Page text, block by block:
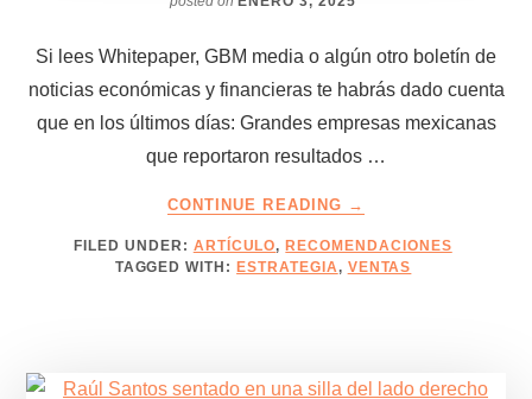
Si lees Whitepaper, GBM media o algún otro boletín de
noticias económicas y financieras te habrás dado cuenta
que en los últimos días: Grandes empresas mexicanas
que reportaron resultados …
CONTINUE READING
QUEDÓ
EL
→
FILED UNDER: ARTÍCULO,RECOMENDACIONES
TAGGED WITH:ESTRATEGIA, VENTAS